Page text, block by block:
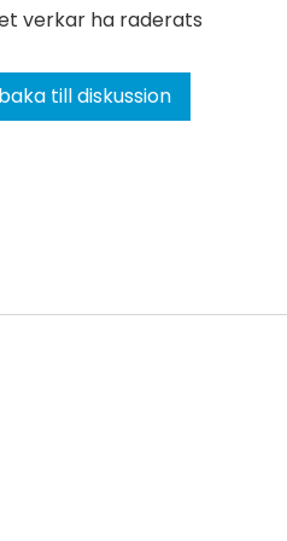
verkar ha raderats
till diskussion